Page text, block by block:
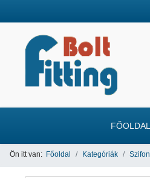
FŐOLDAL
Ön itt van: Főoldal Kategóriák